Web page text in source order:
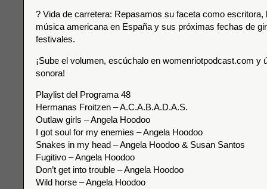
? Vida de carretera: Repasamos su faceta como escritora,
música americana en España y sus próximas fechas de
festivales.
¡Sube el volumen, escúchalo en womenriotpodcast.com y
sonora!
Playlist del Programa 48
Hermanas Froitzen – A.C.A.B.A.D.A.S.
Outlaw girls – Angela Hoodoo
I got soul for my enemies – Angela Hoodoo
Snakes in my head – Angela Hoodoo & Susan Santos
Fugitivo – Angela Hoodoo
Don’t get into trouble – Angela Hoodoo
Wild horse – Angela Hoodoo